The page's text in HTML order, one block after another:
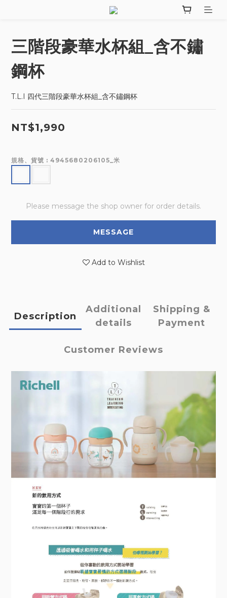
三階段豪華水杯組_含不鏽
鋼杯
T.L.I 四代三階段豪華水杯組_含不鏽鋼杯
NT$1,990
規格、貨號 : 4945680206105_米
Please message the shop owner for order details.
MESSAGE
Add to Wishlist
Description
Additional
details
Shipping &
Payment
Customer Reviews